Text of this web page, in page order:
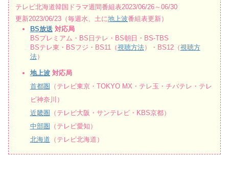
テレビ北海道韓国ドラマ週間番組表2023/06/26～06/30
更新2023/06/23（毎週水、土に地上波番組表更新）
BS放送 対応局
BSプレミアム・BS日テレ・BS朝日・BS-TBS
BSテレ東・BSフジ・BS11（視聴方法）・BS12（視聴方
法）
地上波対応局
首都圏 （テレビ東京・TOKYO MX・テレ玉・チバテレ・テレ
ビ神奈川）
近畿圏 （テレビ大阪・サンテレビ・KBS京都）
中部圏 （テレビ愛知）
北海道 （テレビ北海道）